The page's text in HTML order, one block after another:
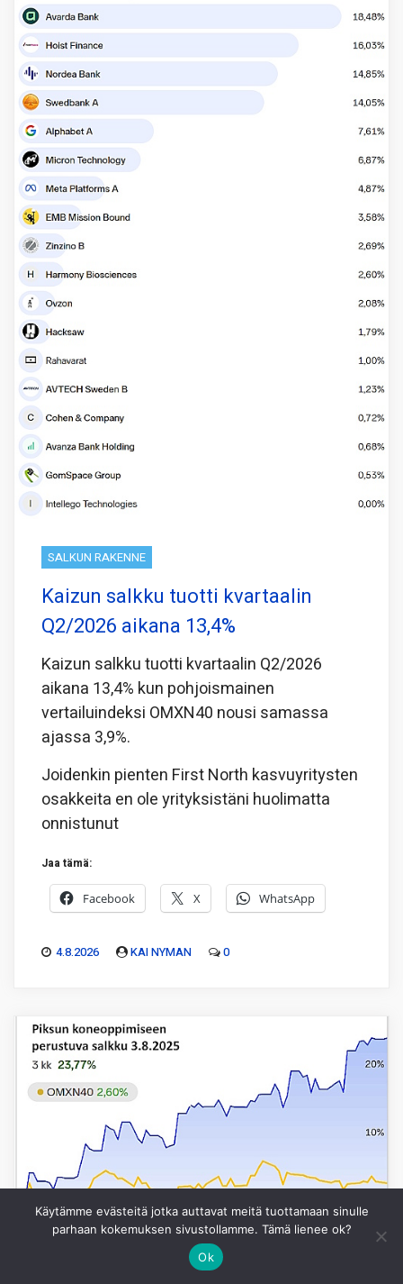
SALKUN RAKENNE
Kaizun salkku tuotti kvartaalin
Q2/2026 aikana 13,4%
Kaizun salkku tuotti kvartaalin Q2/2026
aikana 13,4% kun pohjoismainen
vertailuindeksi OMXN40 nousi samassa
ajassa 3,9%.
Joidenkin pienten First North kasvuyritysten
osakkeita en ole yrityksistäni huolimatta
onnistunut
Jaa tämä:
Facebook X WhatsApp
4.8.2026 KAI NYMAN 0
Käytämme evästeitä jotka auttavat meitä tuottamaan sinulle
parhaan kokemuksen sivustollamme. Tämä lienee ok?
Ok